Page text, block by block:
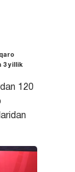
3 yillik
120